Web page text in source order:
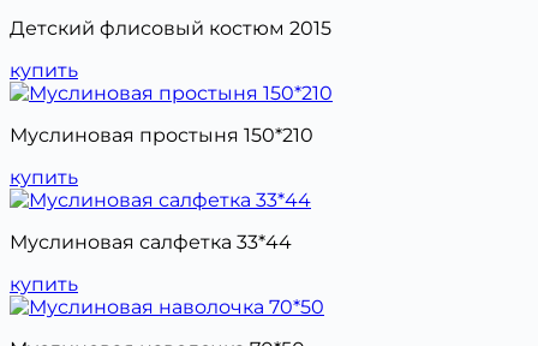
Детский флисовый костюм 2015
купить
Муслиновая простыня 150*210
купить
Муслиновая салфетка 33*44
купить